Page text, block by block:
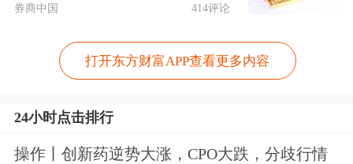
券商中国 414评论
打开东方财富APP查看更多内容
24小时点击排行
操作丨创新药逆势大涨，CPO大跌，分歧行情